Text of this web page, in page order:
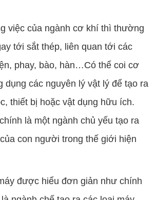
việc của ngành cơ khí thì thường
tới sắt thép, liên quan tới các
phay, bào, hàn…Có thể coi cơ
dụng các nguyên lý vật lý để tạo ra
thiết bị hoặc vật dụng hữu ích.
là một ngành chủ yếu tạo ra
con người trong thế giới hiện
được hiểu đơn giản như chính